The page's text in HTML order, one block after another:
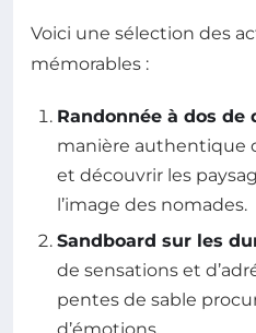
Voici une sélection des
mémorables :
Randonnée à dos de
manière authentique
et découvrir les
l’image des nomades.
Sandboard sur les
de sensations et
pentes de sable